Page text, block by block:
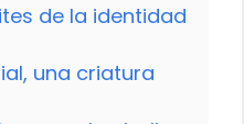
de la identidad
una criatura